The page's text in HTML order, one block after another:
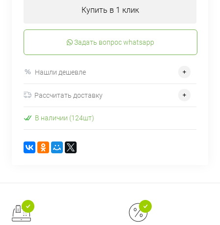
Купить в 1 клик
Задать вопрос whatsapp
Нашли дешевле
Рассчитать доставку
В наличии (124шт)